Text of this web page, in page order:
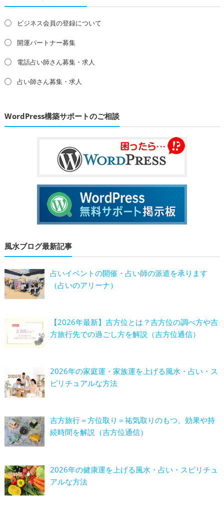
ビジネス会員の登録について
開運パートナー募集
電話占い師さん募集・求人
占い師さん募集・求人
WordPress構築サポートのご相談
風水ブログ最新記事
占いイベントの開催・占い師の派遣を承ります
（占いのアリーナ）
【2026年最新】吉方位とは？吉方位の調べ方や吉
方旅行先での過ごし方を解説（吉方位通信）
2026年の家庭運・家族運を上げる風水・占い・ス
ピリチュアルな方法
吉方旅行＝方位取り＝祐気取りのもつ、効果や持
続時間を解説（吉方位通信）
2026年の健康運を上げる風水・占い・スピリチュ
アルな方法